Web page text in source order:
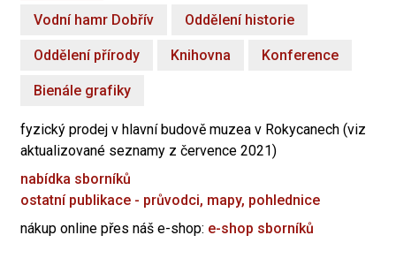
Vodní hamr Dobřív Oddělení historie
Oddělení přírody Knihovna Konference
Bienále grafiky
fyzický prodej v hlavní budově muzea v Rokycanech (viz
aktualizované seznamy z července 2021)
nabídka sborníků
ostatní publikace - průvodci, mapy, pohlednice
nákup online přes náš e-shop: e-shop sborníků